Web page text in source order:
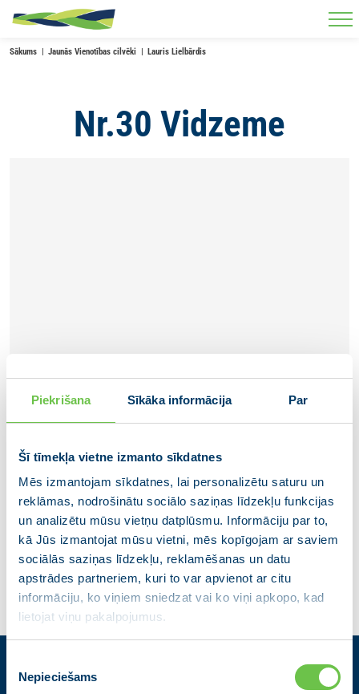
Piekrišana Sīkāka informācija Par
Šī tīmekļa vietne izmanto sīkdatnes
Mēs izmantojam sīkdatnes, lai personalizētu saturu un
reklāmas, nodrošinātu sociālo saziņas līdzekļu funkcijas
un analizētu mūsu vietņu datplūsmu. Informāciju par to,
kā Jūs izmantojat mūsu vietni, mēs kopīgojam ar saviem
sociālās saziņas līdzekļu, reklamēšanas un datu
apstrādes partneriem, kuri to var apvienot ar citu
informāciju, ko viņiem sniedzat vai ko viņi apkopo, kad
lietojat viņu pakalpojumus.
izvēle
Nepieciešams
Skip to main content
Sākums Jaunās Vienotības cilvēki Lauris Lielbārdis
Nr.30 Vidzeme
Lauris Lielbārdis